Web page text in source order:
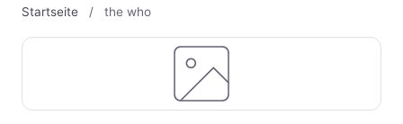
Startseite / the who